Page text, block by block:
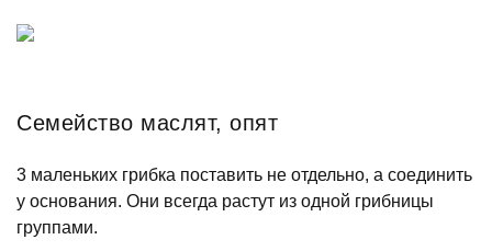
Семейство маслят, опят
3 маленьких грибка поставить не отдельно, а соединить
у основания. Они всегда растут из одной грибницы
группами.